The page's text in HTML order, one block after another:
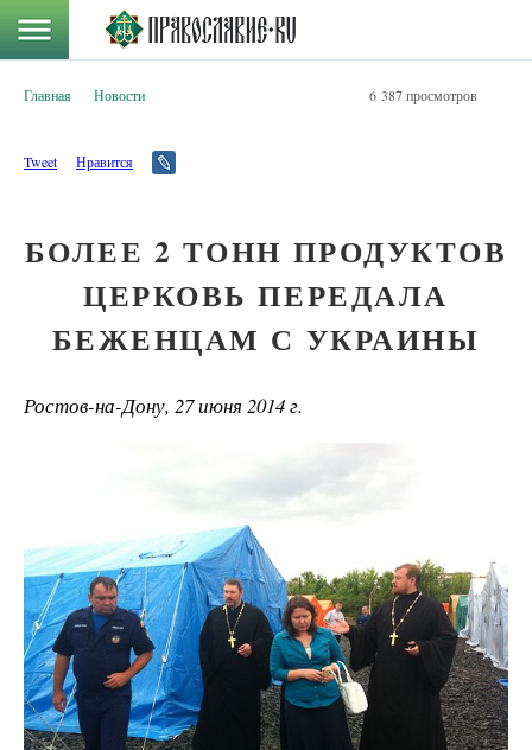
Главная Новости 6 387 просмотров
Tweet Нравится
БОЛЕЕ 2 ТОНН ПРОДУКТОВ
ЦЕРКОВЬ ПЕРЕДАЛА
БЕЖЕНЦАМ С УКРАИНЫ
Ростов-на-Дону, 27 июня 2014 г.